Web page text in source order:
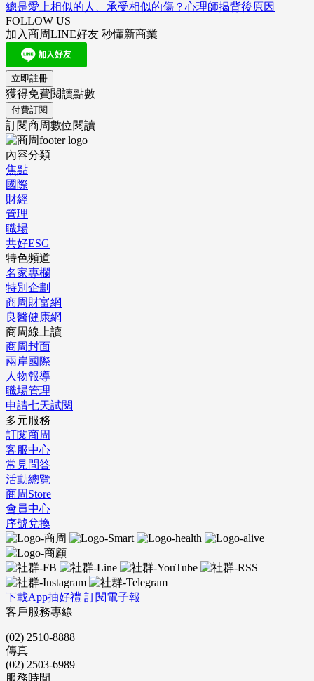
總是愛上相似的人、承受相似的傷？心理師揭背後原因
FOLLOW US
加入商周LINE好友 秒懂新商業
立即註冊
獲得免費閱讀點數
付費訂閱
訂閱商周數位閱讀
內容分類
焦點
國際
財經
管理
職場
共好ESG
特色頻道
名家專欄
特別企劃
商周財富網
良醫健康網
商周線上讀
商周封面
兩岸國際
人物報導
職場管理
申請七天試閱
多元服務
訂閱商周
客服中心
常見問答
活動總覽
商周Store
會員中心
序號兌換
下載App抽好禮 訂閱電子報
客戶服務專線
(02) 2510-8888
傳真
(02) 2503-6989
服務時間